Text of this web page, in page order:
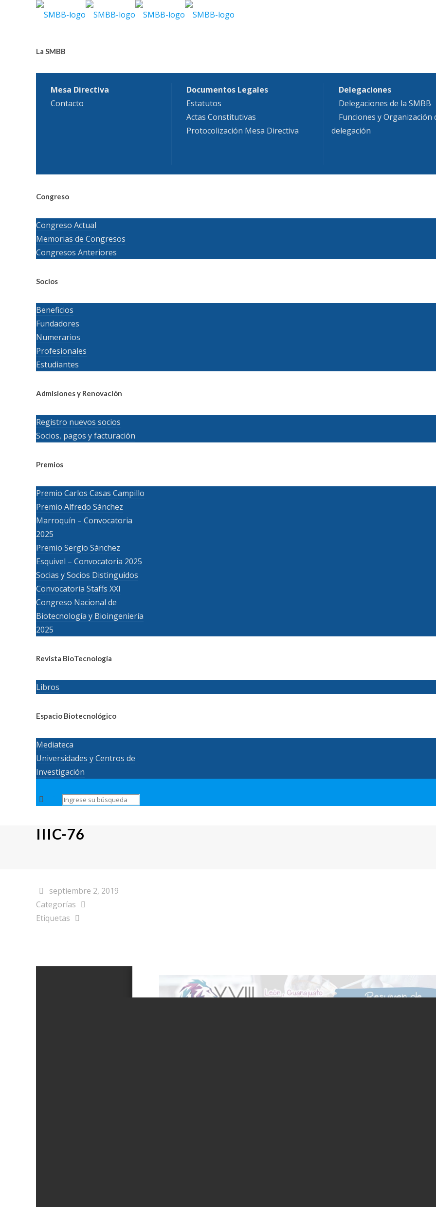
La SMBB
Mesa Directiva
Contacto
Documentos Legales
Estatutos
Actas Constitutivas
Protocolización Mesa Directiva
Delegaciones
Delegaciones de la SMBB
Funciones y Organización
delegación
Congreso
Congreso Actual
Memorias de Congresos
Congresos Anteriores
Socios
Beneficios
Fundadores
Numerarios
Profesionales
Estudiantes
Admisiones y Renovación
Registro nuevos socios
Socios, pagos y facturación
Premios
Premio Carlos Casas Campillo
Premio Alfredo Sánchez
Marroquín – Convocatoria
2025
Premio Sergio Sánchez
Esquivel – Convocatoria 2025
Socias y Socios Distinguidos
Convocatoria Staffs XXI
Congreso Nacional de
Biotecnología y Bioingeniería
2025
Revista BioTecnología
Libros
Espacio Biotecnológico
Mediateca
Universidades y Centros de
Investigación
IIIC-76
septiembre 2, 2019
Categorías
Etiquetas